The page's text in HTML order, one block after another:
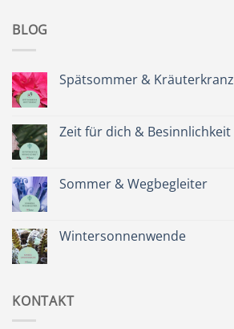
BLOG
Spätsommer & Kräuterkranz
Spätsommer
&
Zeit für dich & Besinnlichkeit
Zeit
für
Sommer & Wegbegleiter
Sommer
&
Wintersonnenwende
KONTAKT